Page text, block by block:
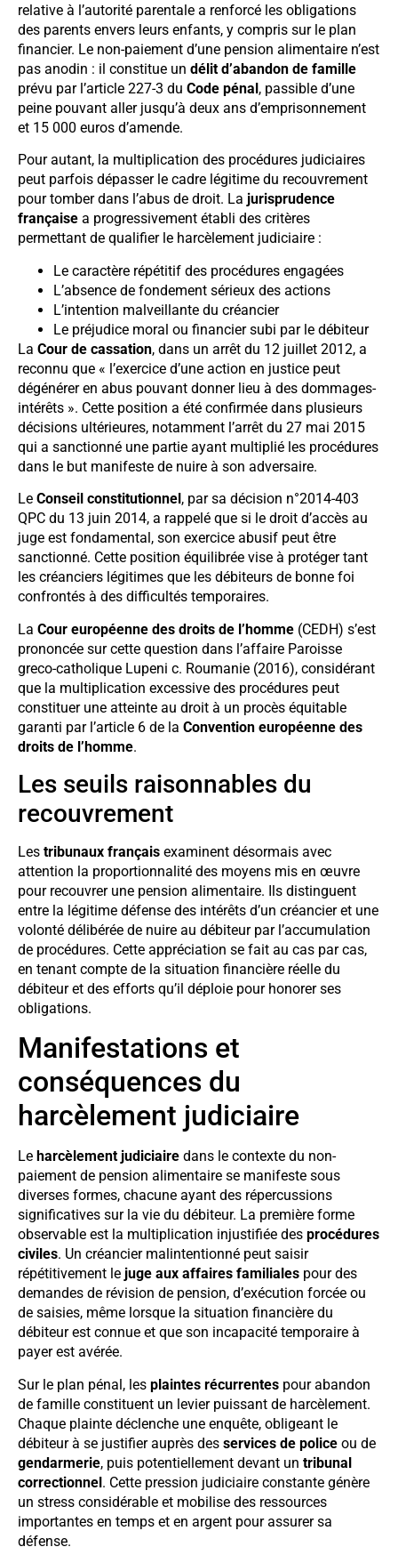
relative à l’autorité parentale a renforcé les obligations
des parents envers leurs enfants, y compris sur le plan
financier. Le non-paiement d’une pension alimentaire n’est
pas anodin : il constitue un délit d’abandon de famille
prévu par l’article 227-3 du Code pénal, passible d’une
peine pouvant aller jusqu’à deux ans d’emprisonnement
et 15 000 euros d’amende.
Pour autant, la multiplication des procédures judiciaires
peut parfois dépasser le cadre légitime du recouvrement
pour tomber dans l’abus de droit. La jurisprudence
française a progressivement établi des critères
permettant de qualifier le harcèlement judiciaire :
Le caractère répétitif des procédures engagées
L’absence de fondement sérieux des actions
L’intention malveillante du créancier
Le préjudice moral ou financier subi par le débiteur
La Cour de cassation, dans un arrêt du 12 juillet 2012, a
reconnu que « l’exercice d’une action en justice peut
dégénérer en abus pouvant donner lieu à des dommages-
intérêts ». Cette position a été confirmée dans plusieurs
décisions ultérieures, notamment l’arrêt du 27 mai 2015
qui a sanctionné une partie ayant multiplié les procédures
dans le but manifeste de nuire à son adversaire.
Le Conseil constitutionnel , par sa décision n°2014-403
QPC du 13 juin 2014, a rappelé que si le droit d’accès au
juge est fondamental, son exercice abusif peut être
sanctionné. Cette position équilibrée vise à protéger tant
les créanciers légitimes que les débiteurs de bonne foi
confrontés à des difficultés temporaires.
La Cour européenne des droits de l’homme (CEDH) s’est
prononcée sur cette question dans l’affaire Paroisse
greco-catholique Lupeni c. Roumanie (2016), considérant
que la multiplication excessive des procédures peut
constituer une atteinte au droit à un procès équitable
garanti par l’article 6 de la Convention européenne des
droits de l’homme.
Les seuils raisonnables du
recouvrement
Les tribunaux français examinent désormais avec
attention la proportionnalité des moyens mis en œuvre
pour recouvrer une pension alimentaire. Ils distinguent
entre la légitime défense des intérêts d’un créancier et une
volonté délibérée de nuire au débiteur par l’accumulation
de procédures. Cette appréciation se fait au cas par cas,
en tenant compte de la situation financière réelle du
débiteur et des efforts qu’il déploie pour honorer ses
obligations.
Manifestations et
conséquences du
harcèlement judiciaire
Le harcèlement judiciaire dans le contexte du non-
paiement de pension alimentaire se manifeste sous
diverses formes, chacune ayant des répercussions
significatives sur la vie du débiteur. La première forme
observable est la multiplication injustifiée des procédures
civiles. Un créancier malintentionné peut saisir
répétitivement le juge aux affaires familiales pour des
demandes de révision de pension, d’exécution forcée ou
de saisies, même lorsque la situation financière du
débiteur est connue et que son incapacité temporaire à
payer est avérée.
Sur le plan pénal, les plaintes récurrentes pour abandon
de famille constituent un levier puissant de harcèlement.
Chaque plainte déclenche une enquête, obligeant le
débiteur à se justifier auprès des services de police ou de
gendarmerie, puis potentiellement devant un tribunal
correctionnel. Cette pression judiciaire constante génère
un stress considérable et mobilise des ressources
importantes en temps et en argent pour assurer sa
défense.